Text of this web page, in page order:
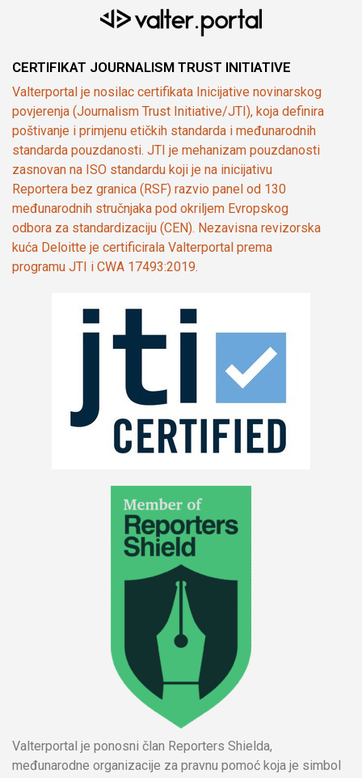
CERTIFIKAT JOURNALISM TRUST INITIATIVE
Valterportal je nosilac certifikata Inicijative novinarskog
povjerenja (Journalism Trust Initiative/JTI), koja definira
poštivanje i primjenu etičkih standarda i međunarodnih
standarda pouzdanosti. JTI je mehanizam pouzdanosti
zasnovan na ISO standardu koji je na inicijativu
Reportera bez granica (RSF) razvio panel od 130
međunarodnih stručnjaka pod okriljem Evropskog
odbora za standardizaciju (CEN). Nezavisna revizorska
kuća Deloitte je certificirala Valterportal prema
programu JTI i CWA 17493:2019.
Valterportal je ponosni član Reporters Shielda,
međunarodne organizacije za pravnu pomoć koja je simbol